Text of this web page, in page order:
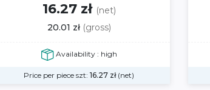
16.27 zł (net)
20.01 zł (gross)
Availability : high
Price per piece szt:16.27 zł(net)